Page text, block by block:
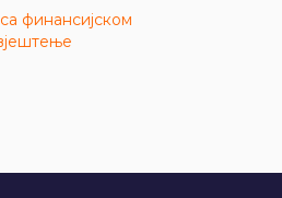
финансијском